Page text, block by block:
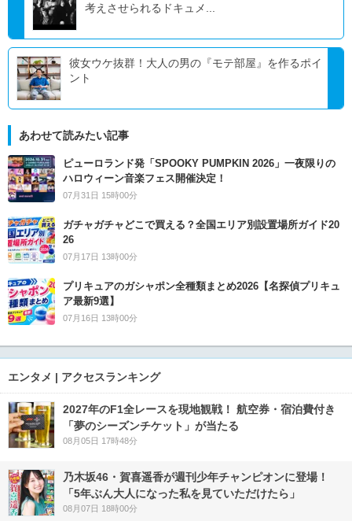
考えさせられるドキュメ...
彼女ウケ抜群！大人の男の『モテ部屋』を作るポイ
ント
あわせて読みたい記事
ピューロランド発「SPOOKY PUMPKIN 2026」一夜限りの
ハロウィーン音楽フェス開催決定！
07月31日 15時00分
ガチャガチャどこで買える？全国エリア別設置場所ガイド20
26
07月17日 13時00分
プリキュアのガシャポン全種類まとめ2026【名探偵プリキュ
ア最新9選】
07月16日 13時00分
エンタメ | アクセスランキング
2027年のF1全レースを現地観戦！ 航空券・宿泊費付き
「夢のシーズンチケット」が当たる
08月05日 17時48分
乃木坂46・賀喜遥香が週刊少年チャンピオンに登場！
「5年ぶん大人になった私を見ていただけたら」
08月07日 18時00分